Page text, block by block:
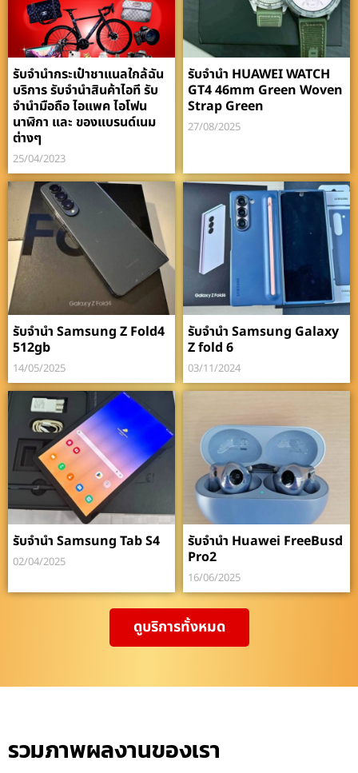
รับจำนำกระเป๋าชาแนลใกล้ฉัน
บริการ รับจำนำสินค้าไอที รับ
จำนำมือถือ ไอแพค ไอโฟน
นาฬิกา และ ของแบรนด์เนม
ต่างๆ
25/04/2023
รับจำนำ HUAWEI WATCH
GT4 46mm Green Woven
Strap Green
27/08/2025
รับจำนำ Samsung Z Fold4
512gb
14/05/2025
รับจำนำ Samsung Galaxy
Z fold 6
03/11/2024
รับจำนำ Samsung Tab S4
02/04/2025
รับจำนำ Huawei FreeBusd
Pro2
16/06/2025
ดูบริการทั้งหมด
รวมภาพผลงานของเรา